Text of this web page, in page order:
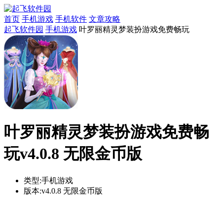
首页 手机游戏 手机软件 文章攻略
起飞软件园 手机游戏 叶罗丽精灵梦装扮游戏免费畅玩
叶罗丽精灵梦装扮游戏免费畅
玩v4.0.8 无限金币版
类型:手机游戏
版本:v4.0.8 无限金币版